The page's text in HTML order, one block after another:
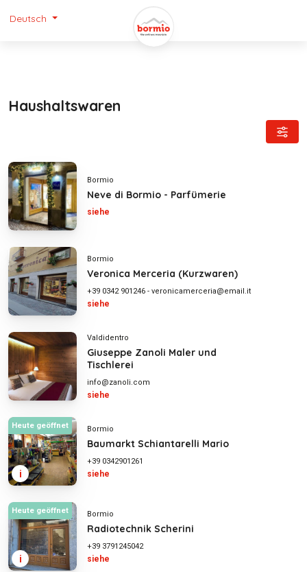
Deutsch
Haushaltswaren
Bormio
Neve di Bormio - Parfümerie
siehe
Bormio
Veronica Merceria (Kurzwaren)
+39 0342 901246 - veronicamerceria@email.it
siehe
Valdidentro
Giuseppe Zanoli Maler und
Tischlerei
info@zanoli.com
siehe
i
Heute geöffnet Bormio
Baumarkt Schiantarelli Mario
+39 0342901261
siehe
i
Heute geöffnet Bormio
Radiotechnik Scherini
+39 3791245042
siehe